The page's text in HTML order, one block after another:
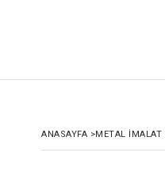
ANASAYFA >METAL İMALAT